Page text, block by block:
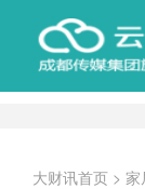
大财讯首页 > 家